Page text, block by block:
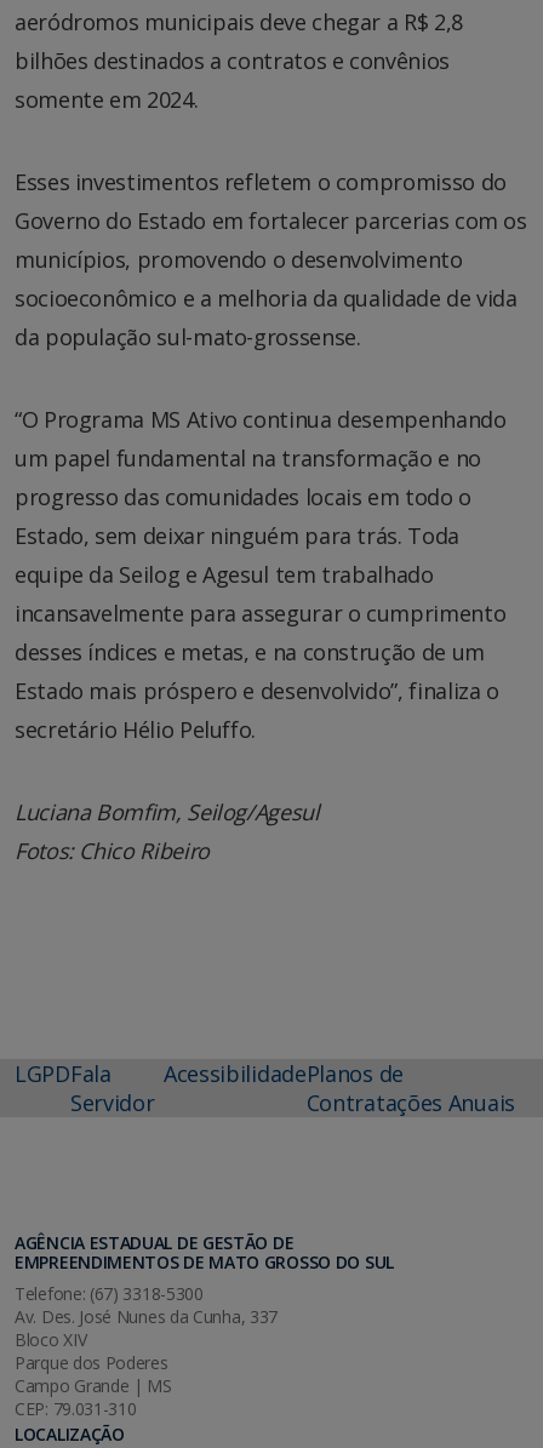
aeródromos municipais deve chegar a R$ 2,8
bilhões destinados a contratos e convênios
somente em 2024.
Esses investimentos refletem o compromisso do
Governo do Estado em fortalecer parcerias com os
municípios, promovendo o desenvolvimento
socioeconômico e a melhoria da qualidade de vida
da população sul-mato-grossense.
“O Programa MS Ativo continua desempenhando
um papel fundamental na transformação e no
progresso das comunidades locais em todo o
Estado, sem deixar ninguém para trás. Toda
equipe da Seilog e Agesul tem trabalhado
incansavelmente para assegurar o cumprimento
desses índices e metas, e na construção de um
Estado mais próspero e desenvolvido”, finaliza o
secretário Hélio Peluffo.
Luciana Bomfim, Seilog/Agesul
Fotos: Chico Ribeiro
LGPDFala
Servidor
AcessibilidadePlanos de
Contratações Anuais
AGÊNCIA ESTADUAL DE GESTÃO DE
EMPREENDIMENTOS DE MATO GROSSO DO SUL
Telefone: (67) 3318-5300
Av. Des. José Nunes da Cunha, 337
Bloco XIV
Parque dos Poderes
Campo Grande | MS
CEP: 79.031-310
LOCALIZAÇÃO